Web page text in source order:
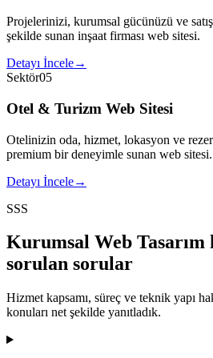
Projelerinizi, kurumsal gücünüzü ve
şekilde sunan inşaat firması web sitesi.
Detayı İncele→
Sektör05
Otel & Turizm Web Sitesi
Otelinizin oda, hizmet, lokasyon ve
premium bir deneyimle sunan web sitesi.
Detayı İncele→
SSS
Kurumsal Web Tasarım
sorulan sorular
Hizmet kapsamı, süreç ve teknik yapı
konuları net şekilde yanıtladık.